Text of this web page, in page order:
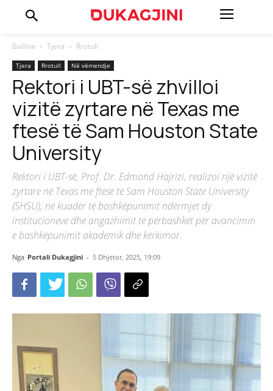
Ballina Tjera Rrotull
Tjera Rrotull Në vëmendje
Rektori i UBT-së zhvilloi
vizitë zyrtare në Texas me
ftesë të Sam Houston State
University
Rektori i UBT-së, Prof. Dr. Edmond Hajrizi, realizoi një vizitë
zyrtare në Texas me ftesë të Sam Houston State University
(SHSU), në kuadër të bashkëpunimit ndërmjet dy
institucioneve dhe angazhimit të përbashkët për avancimin
e bashkëpunimit akademik dhe kërkimor.
Nga Portali Dukagjini - 5 Dhjetor, 2025, 19:09